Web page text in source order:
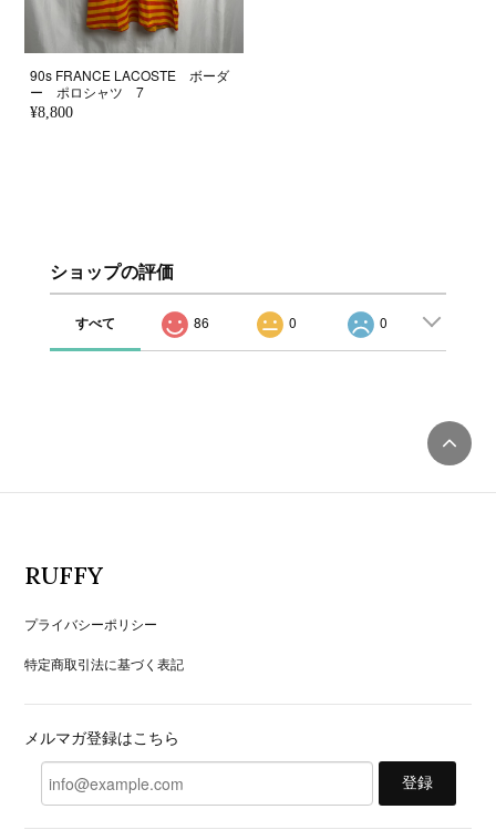
90s FRANCE LACOSTE ボーダ
ー ポロシャツ 7
¥8,800
ショップの評価
すべて 86 0 0
RUFFY
プライバシーポリシー
特定商取引法に基づく表記
メルマガ登録はこちら
登録